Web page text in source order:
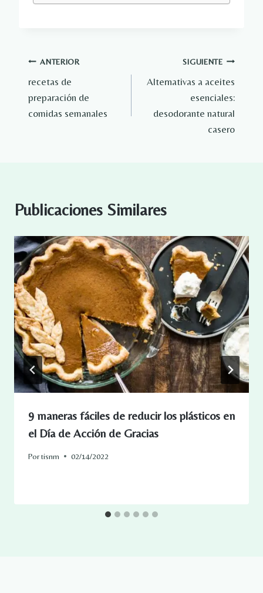
Navegación
de
entradas
ANTERIOR
recetas de
preparación de
comidas semanales
SIGUIENTE
Alternativas a aceites
esenciales:
desodorante natural
casero
Publicaciones Similares
9 maneras fáciles de reducir los plásticos en
el Día de Acción de Gracias
Portisnm 02/14/2022